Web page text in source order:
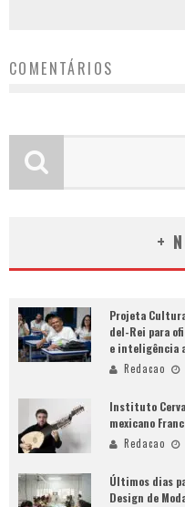
COMENTÁRIOS
+
Projeta
del-Rei para
e inteligência
Redacao
Instituto
mexicano
Redacao
Últimos dias
Design de